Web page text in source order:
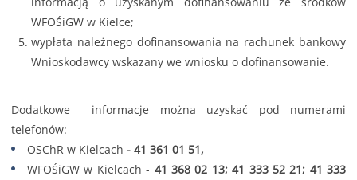
WFOŚiGW w Kielce;
wypłata należnego dofinansowania na rachunek bankowy
Wnioskodawcy wskazany we wniosku o dofinansowanie.
Dodatkowe informacje można uzyskać pod numerami
telefonów:
OSChR w Kielcach - 41 361 01 51,
WFOŚiGW w Kielcach - 41 368 02 13; 41 333 52 21; 41 333